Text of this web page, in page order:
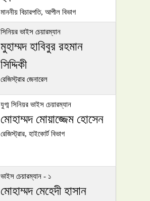
মাননীয় বিচারপতি, আপীল বিভাগ
সিনিয়র ভাইস চেয়ারম্যান
মুহাম্মদ হাবিবুর রহমান
সিদ্দিকী
রেজিস্ট্রার জেনারেল
যুগ্ম সিনিয়র ভাইস চেয়ারম্যান
মোহাম্মদ মোয়াজ্জেম হোসেন
রেজিস্ট্রার, হাইকোর্ট বিভাগ
ভাইস চেয়ারম্যান - ১
মোহাম্মদ মেহেদী হাসান